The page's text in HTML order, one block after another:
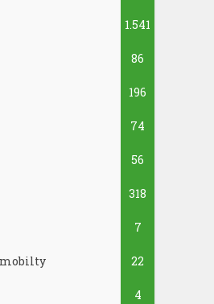
1.541
86
196
74
56
318
7
22
4